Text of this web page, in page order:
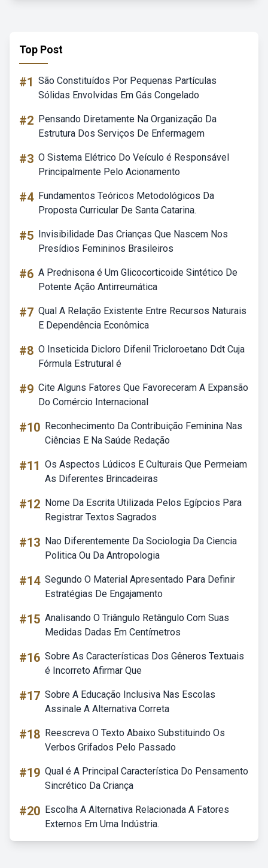
Top Post
#1 São Constituídos Por Pequenas Partículas
Sólidas Envolvidas Em Gás Congelado
#2 Pensando Diretamente Na Organização Da
Estrutura Dos Serviços De Enfermagem
#3 O Sistema Elétrico Do Veículo é Responsável
Principalmente Pelo Acionamento
#4 Fundamentos Teóricos Metodológicos Da
Proposta Curricular De Santa Catarina.
#5 Invisibilidade Das Crianças Que Nascem Nos
Presídios Femininos Brasileiros
#6 A Prednisona é Um Glicocorticoide Sintético De
Potente Ação Antirreumática
#7 Qual A Relação Existente Entre Recursos Naturais
E Dependência Econômica
#8 O Inseticida Dicloro Difenil Tricloroetano Ddt Cuja
Fórmula Estrutural é
#9 Cite Alguns Fatores Que Favoreceram A Expansão
Do Comércio Internacional
#10 Reconhecimento Da Contribuição Feminina Nas
Ciências E Na Saúde Redação
#11 Os Aspectos Lúdicos E Culturais Que Permeiam
As Diferentes Brincadeiras
#12 Nome Da Escrita Utilizada Pelos Egípcios Para
Registrar Textos Sagrados
#13 Nao Diferentemente Da Sociologia Da Ciencia
Politica Ou Da Antropologia
#14 Segundo O Material Apresentado Para Definir
Estratégias De Engajamento
#15 Analisando O Triângulo Retângulo Com Suas
Medidas Dadas Em Centímetros
#16 Sobre As Características Dos Gêneros Textuais
é Incorreto Afirmar Que
#17 Sobre A Educação Inclusiva Nas Escolas
Assinale A Alternativa Correta
#18 Reescreva O Texto Abaixo Substituindo Os
Verbos Grifados Pelo Passado
#19 Qual é A Principal Característica Do Pensamento
Sincrético Da Criança
#20 Escolha A Alternativa Relacionada A Fatores
Externos Em Uma Indústria.